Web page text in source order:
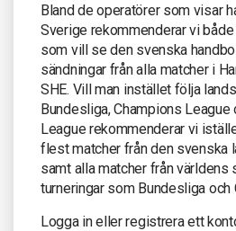
Bland de operatörer som visar
Sverige rekommenderar vi
som vill se den svenska
sändningar från alla matcher i
SHE. Vill man instället följa
Bundesliga, Champions League
League rekommenderar vi
flest matcher från den svenska
samt alla matcher från världens
turneringar som Bundesliga och
Logga in eller registrera ett